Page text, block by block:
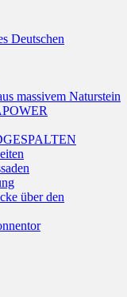
Deutschen
massivem Naturstein
über den